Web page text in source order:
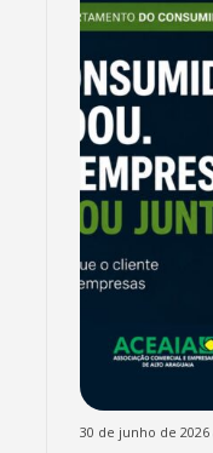
30 de junho de 2026